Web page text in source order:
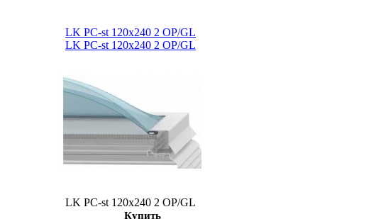
LK PC-st 120х240 2 OP/GL
LK PC-st 120х240 2 OP/GL
LK PC-st 120х240 2 OP/GL
Купить